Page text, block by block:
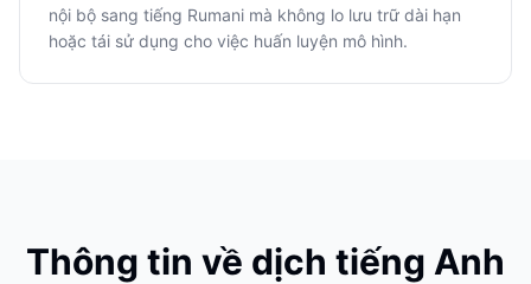
nội bộ sang tiếng Rumani mà không lo lưu trữ dài hạn
hoặc tái sử dụng cho việc huấn luyện mô hình.
Thông tin về dịch tiếng Anh